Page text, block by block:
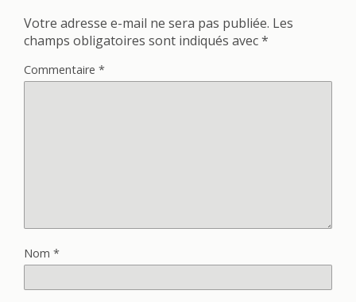
Votre adresse e-mail ne sera pas publiée. Les
champs obligatoires sont indiqués avec*
Commentaire *
Nom *